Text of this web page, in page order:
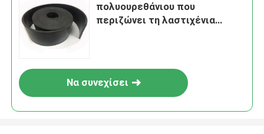
πολυουρεθάνιου που
περιζώνει τη λαστιχένια
Να συνεχίσει